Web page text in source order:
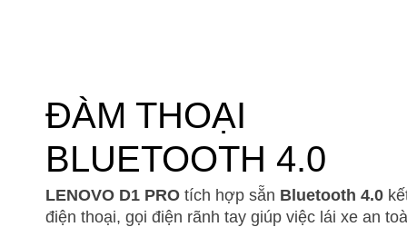
ĐÀM THOẠI
BLUETOOTH 4.0
LENOVO D1 PRO tích hợp sẵn Bluetooth 4.0
điện thoại, gọi điện rãnh tay giúp việc lái xe an